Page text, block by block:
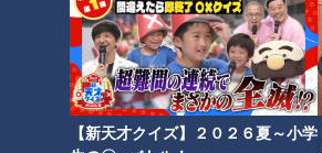
【新天才クイズ】２０２６夏～小学
地名しりとり初の離島で大苦
戦！“神々の島”と呼ばれる「壱
念願の“
るも「